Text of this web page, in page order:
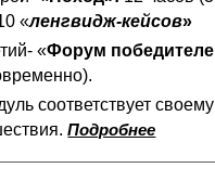
«ленгвидж-кейсов»
«Форум
соответствует
Подробнее